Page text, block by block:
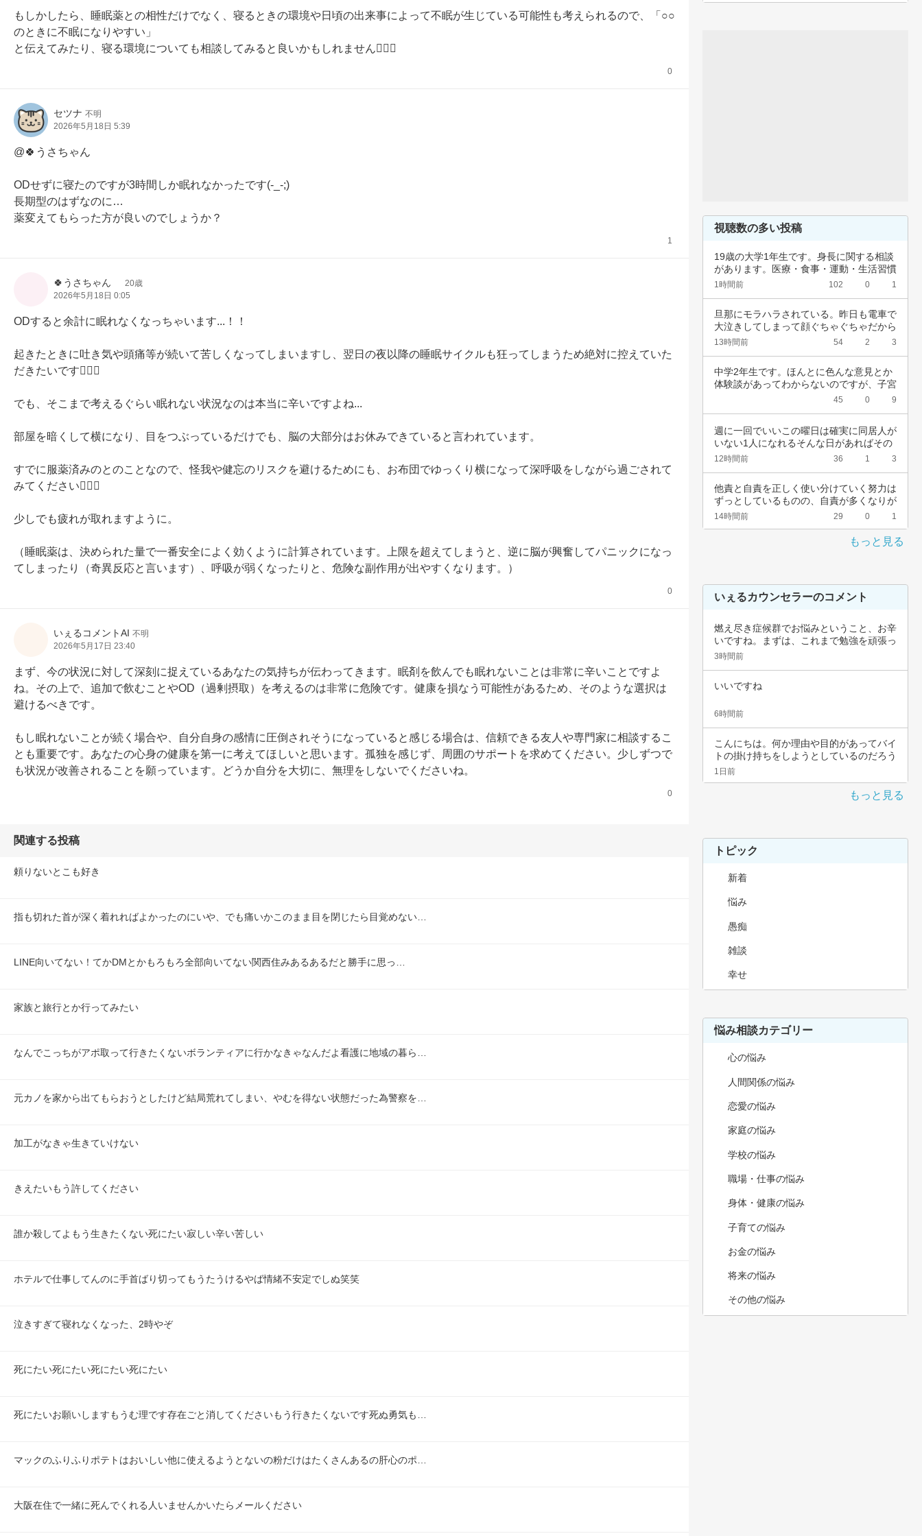
もしかしたら、睡眠薬との相性だけでなく、寝るときの環境や日頃の出来事によって不眠が生じている可能性も考えられるので、「○○
のときに不眠になりやすい」
と伝えてみたり、寝る環境についても相談してみると良いかもしれません🙇🏻‍♀️
0
セツナ 不明
2026年5月18日 5:39
@🍀うさちゃん
ODせずに寝たのですが3時間しか眠れなかったです(-_-;)
長期型のはずなのに…
薬変えてもらった方が良いのでしょうか？
1
🍀うさちゃん
20歳
2026年5月18日 0:05
ODすると余計に眠れなくなっちゃいます...！！
起きたときに吐き気や頭痛等が続いて苦しくなってしまいますし、翌日の夜以降の睡眠サイクルも狂ってしまうため絶対に控えていた
だきたいです🙇🏻‍♀️
でも、そこまで考えるぐらい眠れない状況なのは本当に辛いですよね...
部屋を暗くして横になり、目をつぶっているだけでも、脳の大部分はお休みできていると言われています。
すでに服薬済みのとのことなので、怪我や健忘のリスクを避けるためにも、お布団でゆっくり横になって深呼吸をしながら過ごされて
みてください🙇🏻‍♀️
少しでも疲れが取れますように。
（睡眠薬は、決められた量で一番安全によく効くように計算されています。上限を超えてしまうと、逆に脳が興奮してパニックになっ
てしまったり（奇異反応と言います）、呼吸が弱くなったりと、危険な副作用が出やすくなります。）
0
いぇるコメントAI 不明
2026年5月17日 23:40
まず、今の状況に対して深刻に捉えているあなたの気持ちが伝わってきます。眠剤を飲んでも眠れないことは非常に辛いことですよ
ね。その上で、追加で飲むことやOD（過剰摂取）を考えるのは非常に危険です。健康を損なう可能性があるため、そのような選択は
避けるべきです。
もし眠れないことが続く場合や、自分自身の感情に圧倒されそうになっていると感じる場合は、信頼できる友人や専門家に相談するこ
とも重要です。あなたの心身の健康を第一に考えてほしいと思います。孤独を感じず、周囲のサポートを求めてください。少しずつで
も状況が改善されることを願っています。どうか自分を大切に、無理をしないでくださいね。
0
関連する投稿
頼りないとこも好き
指も切れた首が深く着れればよかったのにいや、でも痛いかこのまま目を閉じたら目覚めない…
LINE向いてない！てかDMとかもろもろ全部向いてない関西住みあるあるだと勝手に思っ…
家族と旅行とか行ってみたい
なんでこっちがアポ取って行きたくないボランティアに行かなきゃなんだよ看護に地域の暮ら…
元カノを家から出てもらおうとしたけど結局荒れてしまい、やむを得ない状態だった為警察を…
加工がなきゃ生きていけない
きえたいもう許してください
誰か殺してよもう生きたくない死にたい寂しい辛い苦しい
ホテルで仕事してんのに手首ばり切ってもうたうけるやば情緒不安定でしぬ笑笑
泣きすぎて寝れなくなった、2時やぞ
死にたい死にたい死にたい死にたい
死にたいお願いしますもうむ理です存在ごと消してくださいもう行きたくないです死ぬ勇気も…
マックのふりふりポテトはおいしい他に使えるようとないの粉だけはたくさんあるの肝心のポ…
大阪在住で一緒に死んでくれる人いませんかいたらメールください
視聴数の多い投稿
19歳の大学1年生です。身長に関する相談
があります。医療・食事・運動・生活習慣
など、…
1時間前 102 0 1
旦那にモラハラされている。昨日も電車で
大泣きしてしまって顔ぐちゃぐちゃだから
会社休ん…
13時間前 54 2 3
中学2年生です。ほんとに色んな意見とか
体験談があってわからないのですが、子宮
45 0 9
週に一回でいいこの曜日は確実に同居人が
いない1人になれるそんな日があればその
日だけを…
12時間前 36 1 3
他責と自責を正しく使い分けていく努力は
ずっとしているものの、自責が多くなりが
ちなんで…
14時間前 29 0 1
もっと見る
いぇるカウンセラーのコメント
燃え尽き症候群でお悩みということ、お辛
いですね。まずは、これまで勉強を頑張っ
てこられ…
3時間前
いいですね
6時間前
こんにちは。何か理由や目的があってバイ
トの掛け持ちをしようとしているのだろう
と思いま…
1日前
もっと見る
トピック
新着
悩み
愚痴
雑談
幸せ
悩み相談カテゴリー
心の悩み
人間関係の悩み
恋愛の悩み
家庭の悩み
学校の悩み
職場・仕事の悩み
身体・健康の悩み
子育ての悩み
お金の悩み
将来の悩み
その他の悩み